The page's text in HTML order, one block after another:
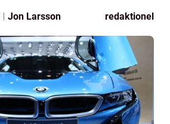
Jon Larsson redaktionel